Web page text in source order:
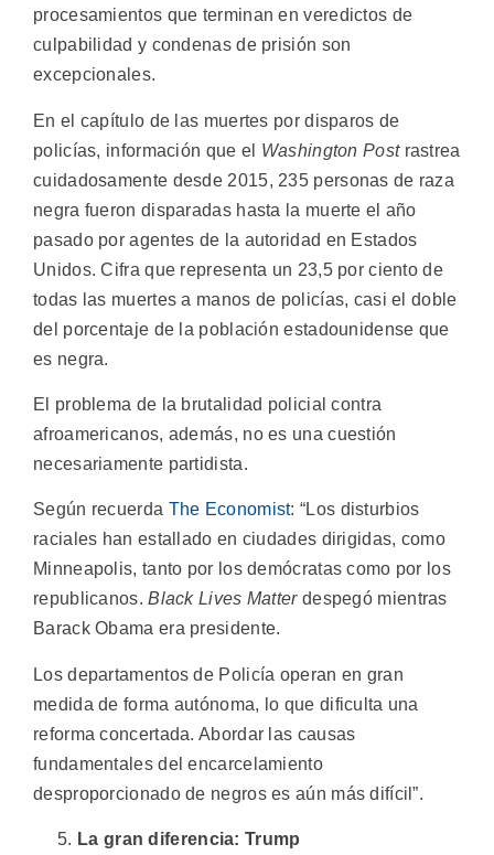
procesamientos que terminan en veredictos de
culpabilidad y condenas de prisión son
excepcionales.
En el capítulo de las muertes por disparos de
policías, información que el Washington Postrastrea
cuidadosamente desde 2015, 235 personas de raza
negra fueron disparadas hasta la muerte el año
pasado por agentes de la autoridad en Estados
Unidos. Cifra que representa un 23,5 por ciento de
todas las muertes a manos de policías, casi el doble
del porcentaje de la población estadounidense que
es negra.
El problema de la brutalidad policial contra
afroamericanos, además, no es una cuestión
necesariamente partidista.
Según recuerda The Economist: “Los disturbios
raciales han estallado en ciudades dirigidas, como
Minneapolis, tanto por los demócratas como por los
republicanos.Black Lives Matterdespegó mientras
Barack Obama era presidente.
Los departamentos de Policía operan en gran
medida de forma autónoma, lo que dificulta una
reforma concertada. Abordar las causas
fundamentales del encarcelamiento
desproporcionado de negros es aún más difícil”.
La gran diferencia: Trump